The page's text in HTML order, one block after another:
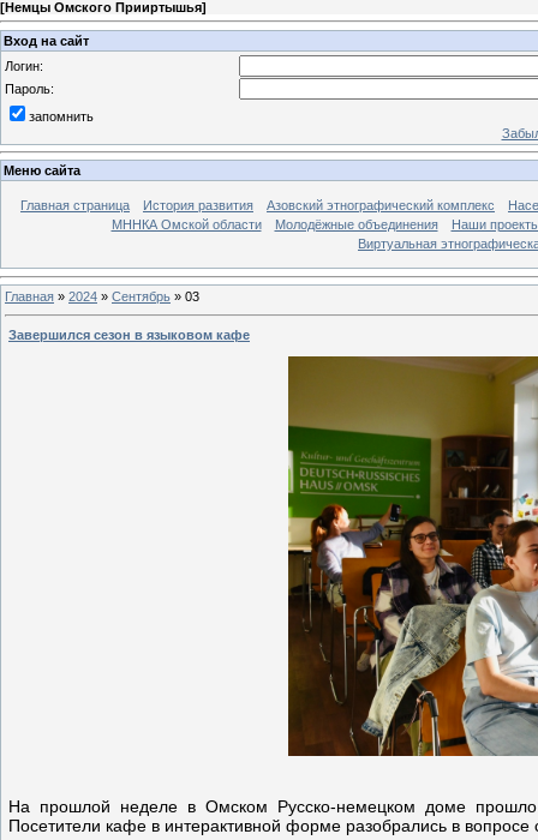
[Немцы Омского Прииртышья]
Вход на сайт
Логин:
Пароль:
запомнить
Меню сайта
Главная страница История развития Азовский этнографический комплекс
МННКА Омской области
Молодёжные объединения
Наши
Виртуальная
Главная » 2024 » Сентябрь » 03
Завершился сезон в языковом кафе
На прошлой неделе в Омском Русско-немецком доме
Посетители кафе в интерактивной форме разобрались в